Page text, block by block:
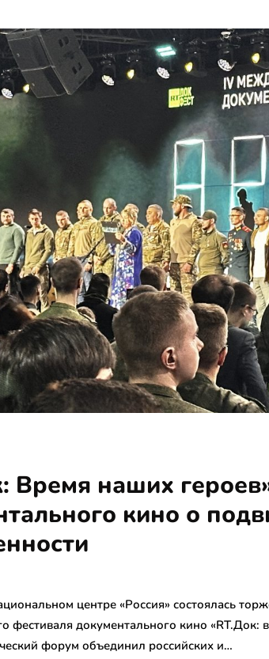
Время наших
кино о
центре «Россия» состоялась
фестиваля документального кино «RT.Док:
форум объединил российских и…